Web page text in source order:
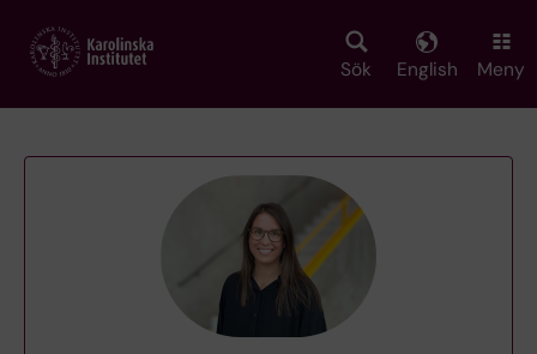
main
Sök English Meny